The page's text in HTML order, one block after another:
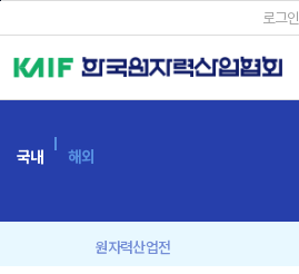
로그인
국내 해외
원자력산업전